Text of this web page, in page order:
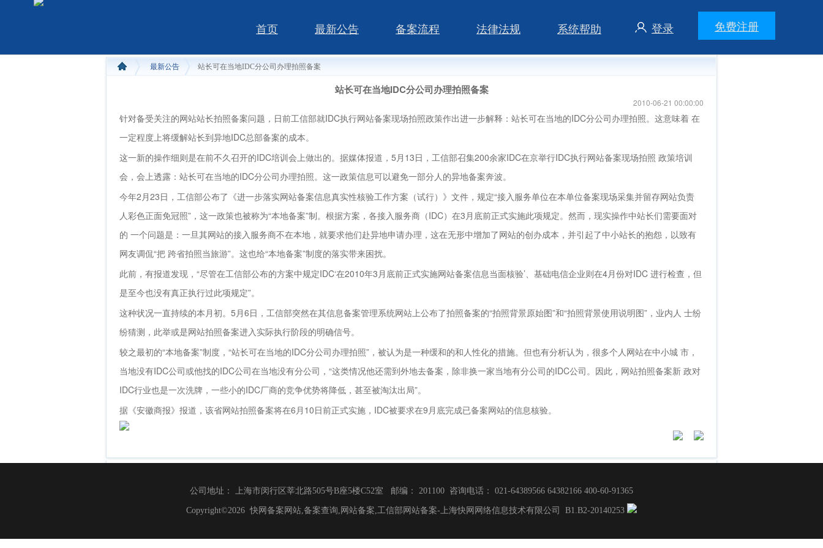
首页 最新公告 备案流程 法律法规 系统帮助 登录 免费注册
最新公告 站长可在当地IDC分公司办理拍照备案
站长可在当地IDC分公司办理拍照备案
2010-06-21 00:00:00
针对备受关注的网站站长拍照备案问题，日前工信部就IDC执行网站备案现场拍照政策作出进一步解释：站长可在当地的IDC分公司办理拍照。这意味着 在
一定程度上将缓解站长到异地IDC总部备案的成本。
这一新的操作细则是在前不久召开的IDC培训会上做出的。据媒体报道，5月13日，工信部召集200余家IDC在京举行IDC执行网站备案现场拍照 政策培训
会，会上透露：站长可在当地的IDC分公司办理拍照。这一政策信息可以避免一部分人的异地备案奔波。
今年2月23日，工信部公布了《进一步落实网站备案信息真实性核验工作方案（试行）》文件，规定“接入服务单位在本单位备案现场采集并留存网站负责
人彩色正面免冠照”，这一政策也被称为“本地备案”制。根据方案，各接入服务商（IDC）在3月底前正式实施此项规定。然而，现实操作中站长们需要面对
的 一个问题是：一旦其网站的接入服务商不在本地，就要求他们赴异地申请办理，这在无形中增加了网站的创办成本，并引起了中小站长的抱怨，以致有
网友调侃“把 跨省拍照当旅游”。这也给“本地备案”制度的落实带来困扰。
此前，有报道发现，“尽管在工信部公布的方案中规定IDC‘在2010年3月底前正式实施网站备案信息当面核验’、基础电信企业则在4月份对IDC 进行检查，但
是至今也没有真正执行过此项规定”。
这种状况一直持续的本月初。5月6日，工信部突然在其信息备案管理系统网站上公布了拍照备案的“拍照背景原始图”和“拍照背景使用说明图”，业内人 士纷
纷猜测，此举或是网站拍照备案进入实际执行阶段的明确信号。
较之最初的“本地备案”制度，“站长可在当地的IDC分公司办理拍照”，被认为是一种缓和的和人性化的措施。但也有分析认为，很多个人网站在中小城 市，
当地没有IDC公司或他找的IDC公司在当地没有分公司，“这类情况他还需到外地去备案，除非换一家当地有分公司的IDC公司。因此，网站拍照备案新 政对
IDC行业也是一次洗牌，一些小的IDC厂商的竞争优势将降低，甚至被淘汰出局”。
据《安徽商报》报道，该省网站拍照备案将在6月10日前正式实施，IDC被要求在9月底完成已备案网站的信息核验。
公司地址： 上海市闵行区莘北路505号B座5楼C52室 邮编： 201100 咨询电话： 021-64389566 64382166 400-60-91365
Copyright©2026 快网备案网站,备案查询,网站备案,工信部网站备案-上海快网网络信息技术有限公司 B1.B2-20140253